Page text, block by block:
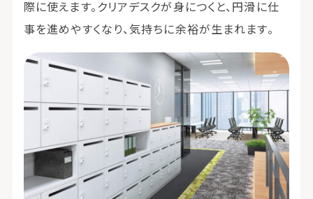
際に使えます。クリアデスクが身につくと、円滑に仕
事を進めやすくなり、気持ちに余裕が生まれます。